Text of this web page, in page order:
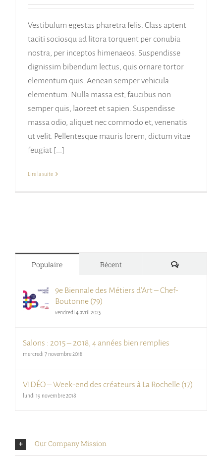
Vestibulum egestas pharetra felis. Class aptent
taciti sociosqu ad litora torquent per conubia
nostra, per inceptos himenaeos. Suspendisse
dignissim bibendum lectus, quis ornare tortor
elementum quis. Aenean semper vehicula
elementum. Nulla massa est, faucibus non
semper quis, laoreet et sapien. Suspendisse
massa odio, aliquet nec commodo et, venenatis
ut velit. Pellentesque mauris lorem, dictum vitae
feugiat [...]
Lire la suite
Populaire Récent
9e Biennale des Métiers d’Art – Chef-
Boutonne (79)
vendredi 4 avril 2025
Salons : 2015 – 2018, 4 années bien remplies
mercredi 7 novembre 2018
VIDÉO – Week-end des créateurs à La Rochelle (17)
lundi 19 novembre 2018
Our Company Mission